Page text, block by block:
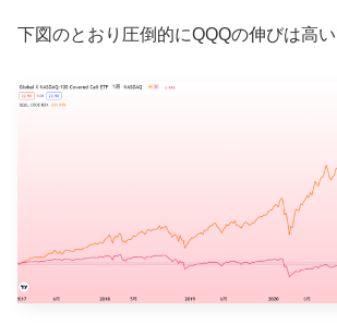
下図のとおり圧倒的にQQQの伸びは高い